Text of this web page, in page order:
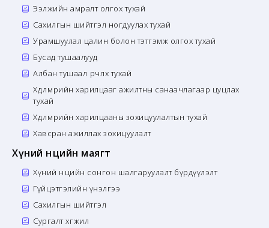
Ээлжийн амралт олгох тухай
Сахилгын шийтгэл ногдуулах тухай
Урамшуулал цалин болон тэтгэмж олгох тухай
Бусад тушаалууд
Албан тушаал өөрчлөх тухай
Хөдөлмөрийн харилцааг ажилтны санаачлагаар цуцлах
тухай
Хөдөлмөрийн харилцааны зохицуулалтын тухай
Хавсран ажиллах зохицуулалт
Хүний нөөцийн маягт
Хүний нөөцийн сонгон шалгаруулалт бүрдүүлэлт
Гүйцэтгэлийн үнэлгээ
Сахилгын шийтгэл
Сургалт хөгжил